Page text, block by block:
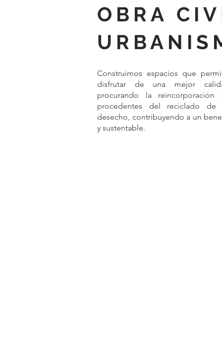
OBRA
Construimos espacios que
disfrutar de una mejor
procurando la reincorporación
procedentes del reciclado de
desecho, contribuyendo a un
y sustentable.